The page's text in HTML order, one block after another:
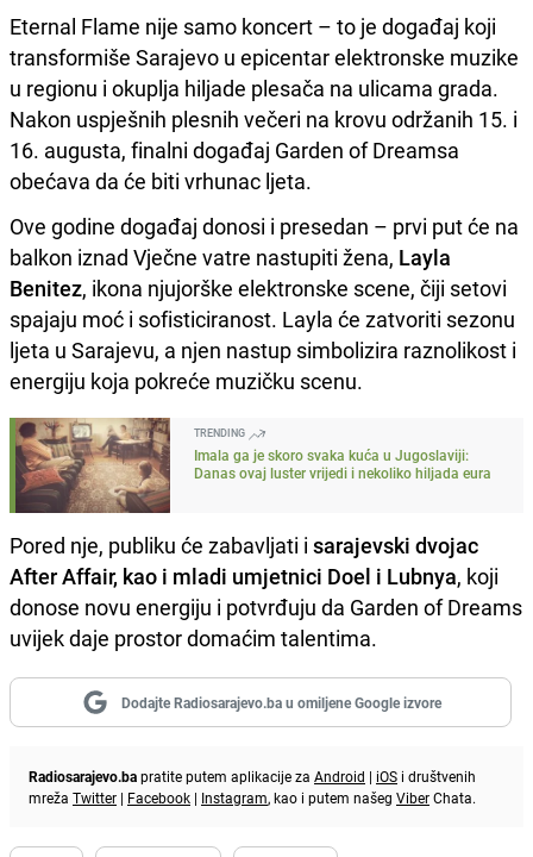
Eternal Flame nije samo koncert – to je događaj koji
transformiše Sarajevo u epicentar elektronske muzike
u regionu i okuplja hiljade plesača na ulicama grada.
Nakon uspješnih plesnih večeri na krovu održanih 15. i
16. augusta, finalni događaj Garden of Dreamsa
obećava da će biti vrhunac ljeta.
Ove godine događaj donosi i presedan – prvi put će na
balkon iznad Vječne vatre nastupiti žena, Layla
Benitez, ikona njujorške elektronske scene, čiji setovi
spajaju moć i sofisticiranost. Layla će zatvoriti sezonu
ljeta u Sarajevu, a njen nastup simbolizira raznolikost i
energiju koja pokreće muzičku scenu.
TRENDING
Imala ga je skoro svaka kuća u Jugoslaviji:
Danas ovaj luster vrijedi i nekoliko hiljada eura
Pored nje, publiku će zabavljati i sarajevski dvojac
After Affair, kao i mladi umjetnici Doel i Lubnya, koji
donose novu energiju i potvrđuju da Garden of Dreams
uvijek daje prostor domaćim talentima.
Dodajte Radiosarajevo.ba u omiljene Google izvore
Radiosarajevo.bapratite putem aplikacije za Android | iOS i društvenih
mreža Twitter | Facebook | Instagram, kao i putem našeg ViberChata.